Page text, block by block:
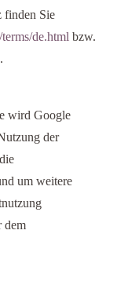
finden Sie
de.html bzw.
.
wird Google
der
um weitere
dem